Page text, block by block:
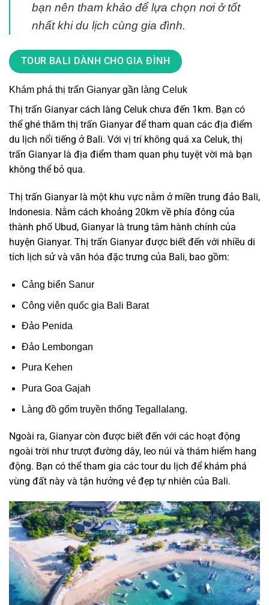
bạn nên tham khảo để lựa chọn nơi ở tốt
nhất khi du lịch cùng gia đình.
TOUR BALI DÀNH CHO GIA ĐÌNH
Khám phá thị trấn Gianyar gần làng Celuk
Thị trấn Gianyar cách làng Celuk chưa đến 1km. Bạn có
thể ghé thăm thị trấn Gianyar để tham quan các địa điểm
du lịch nổi tiếng ở Bali. Với vị trí không quá xa Celuk, thị
trấn Gianyar là địa điểm tham quan phụ tuyệt vời mà bạn
không thể bỏ qua.
Thị trấn Gianyar là một khu vực nằm ở miền trung đảo Bali,
Indonesia. Nằm cách khoảng 20km về phía đông của
thành phố Ubud, Gianyar là trung tâm hành chính của
huyện Gianyar. Thị trấn Gianyar được biết đến với nhiều di
tích lịch sử và văn hóa đặc trưng của Bali, bao gồm:
Cảng biển Sanur
Công viên quốc gia Bali Barat
Đảo Penida
Đảo Lembongan
Pura Kehen
Pura Goa Gajah
Làng đồ gốm truyền thống Tegallalang.
Ngoài ra, Gianyar còn được biết đến với các hoạt động
ngoài trời như trượt đường dây, leo núi và thám hiểm hang
động. Bạn có thể tham gia các tour du lịch để khám phá
vùng đất này và tận hưởng vẻ đẹp tự nhiên của Bali.